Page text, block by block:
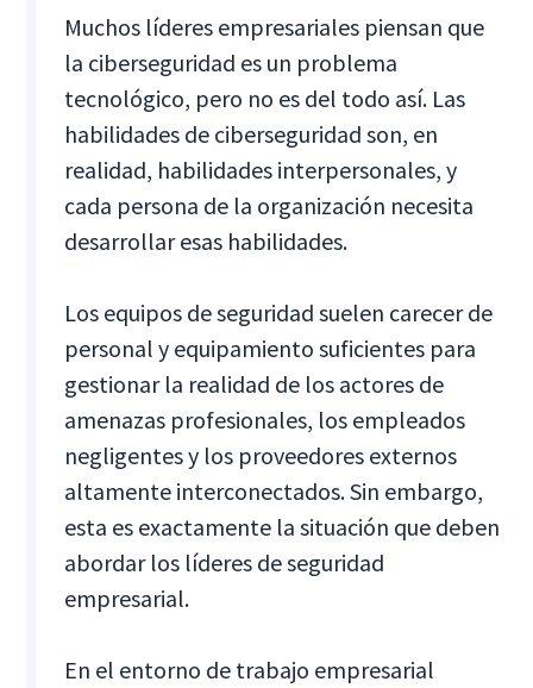
Muchos líderes empresariales piensan que
la ciberseguridad es un problema
tecnológico, pero no es del todo así. Las
habilidades de ciberseguridad son, en
realidad, habilidades interpersonales, y
cada persona de la organización necesita
desarrollar esas habilidades.
Los equipos de seguridad suelen carecer de
personal y equipamiento suficientes para
gestionar la realidad de los actores de
amenazas profesionales, los empleados
negligentes y los proveedores externos
altamente interconectados. Sin embargo,
esta es exactamente la situación que deben
abordar los líderes de seguridad
empresarial.
En el entorno de trabajo empresarial